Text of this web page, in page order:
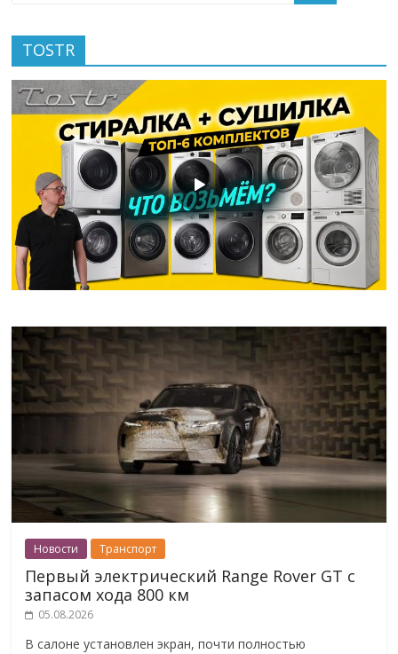
TOSTR
Новости Транспорт
Первый электрический Range Rover GT с
запасом хода 800 км
05.08.2026
В салоне установлен экран, почти полностью